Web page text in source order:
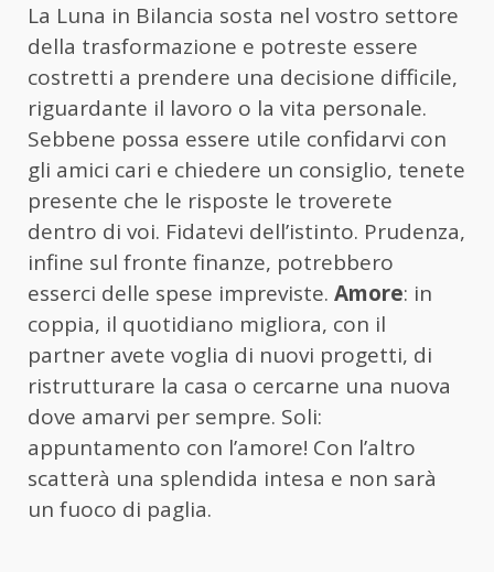
La Luna in Bilancia sosta nel vostro settore
della trasformazione e potreste essere
costretti a prendere una decisione difficile,
riguardante il lavoro o la vita personale.
Sebbene possa essere utile confidarvi con
gli amici cari e chiedere un consiglio, tenete
presente che le risposte le troverete
dentro di voi. Fidatevi dell’istinto. Prudenza,
infine sul fronte finanze, potrebbero
esserci delle spese impreviste. Amore: in
coppia, il quotidiano migliora, con il
partner avete voglia di nuovi progetti, di
ristrutturare la casa o cercarne una nuova
dove amarvi per sempre. Soli:
appuntamento con l’amore! Con l’altro
scatterà una splendida intesa e non sarà
un fuoco di paglia.